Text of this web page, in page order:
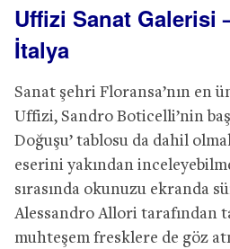
Uffizi Sanat Galerisi
İtalya
Sanat şehri Floransa’nın en
Uffizi, Sandro Boticelli’nin baş
Doğuşu’ tablosu da dahil
eserini yakından
sırasında okunuzu ekranda
Alessandro Allori tarafından
muhteşem fresklere de göz